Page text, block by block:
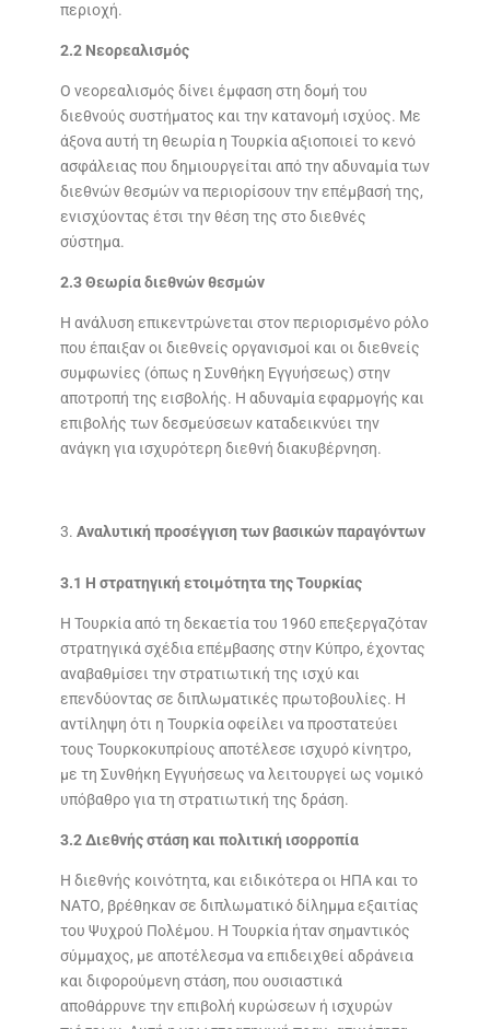
περιοχή.
2.2 Νεορεαλισμός
Ο νεορεαλισμός δίνει έμφαση στη δομή του
διεθνούς συστήματος και την κατανομή ισχύος. Με
άξονα αυτή τη θεωρία η Τουρκία αξιοποιεί το κενό
ασφάλειας που δημιουργείται από την αδυναμία των
διεθνών θεσμών να περιορίσουν την επέμβασή της,
ενισχύοντας έτσι την θέση της στο διεθνές
σύστημα.
2.3 Θεωρία διεθνών θεσμών
Η ανάλυση επικεντρώνεται στον περιορισμένο ρόλο
που έπαιξαν οι διεθνείς οργανισμοί και οι διεθνείς
συμφωνίες (όπως η Συνθήκη Εγγυήσεως) στην
αποτροπή της εισβολής. Η αδυναμία εφαρμογής και
επιβολής των δεσμεύσεων καταδεικνύει την
ανάγκη για ισχυρότερη διεθνή διακυβέρνηση.
Αναλυτική προσέγγιση των βασικών παραγόντων
3.1 Η στρατηγική ετοιμότητα της Τουρκίας
Η Τουρκία από τη δεκαετία του 1960 επεξεργαζόταν
στρατηγικά σχέδια επέμβασης στην Κύπρο, έχοντας
αναβαθμίσει την στρατιωτική της ισχύ και
επενδύοντας σε διπλωματικές πρωτοβουλίες. Η
αντίληψη ότι η Τουρκία οφείλει να προστατεύει
τους Τουρκοκυπρίους αποτέλεσε ισχυρό κίνητρο,
με τη Συνθήκη Εγγυήσεως να λειτουργεί ως νομικό
υπόβαθρο για τη στρατιωτική της δράση.
3.2 Διεθνής στάση και πολιτική ισορροπία
Η διεθνής κοινότητα, και ειδικότερα οι ΗΠΑ και το
ΝΑΤΟ, βρέθηκαν σε διπλωματικό δίλημμα εξαιτίας
του Ψυχρού Πολέμου. Η Τουρκία ήταν σημαντικός
σύμμαχος, με αποτέλεσμα να επιδειχθεί αδράνεια
και διφορούμενη στάση, που ουσιαστικά
αποθάρρυνε την επιβολή κυρώσεων ή ισχυρών